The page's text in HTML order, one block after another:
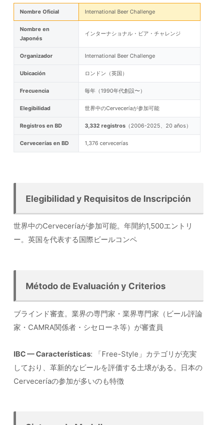
Nombre Oficial International Beer Challenge
Nombre en
Japonés
インターナショナル・ビア・チャレンジ
Organizador International Beer Challenge
Ubicación ロンドン（英国）
Frecuencia 毎年（1990年代創設〜）
Elegibilidad 世界中のCerveceríaが参加可能
Registros en BD 3,332 registros （2006-2025、20 años）
Cervecerías en BD 1,376 cervecerías
Elegibilidad y Requisitos de Inscripción
世界中のCerveceríaが参加可能。年間約1,500エントリ
ー。英国を代表する国際ビールコンペ
Método de Evaluación y Criterios
ブラインド審査。業界の専門家・業界専門家（ビール評論
家・CAMRA関係者・シセローネ等）が審査員
IBC — Características: 「Free-Style」カテゴリが充実
しており、革新的なビールを評価する土壌がある。日本の
Cerveceríaの参加が多いのも特徴